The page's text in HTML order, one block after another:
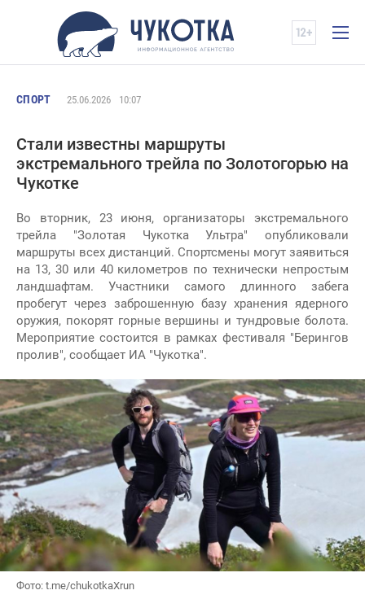
СПОРТ 25.06.2026 10:07
Стали известны маршруты
экстремального трейла по Золотогорью на
Чукотке
Во вторник, 23 июня, организаторы экстремального
трейла "Золотая Чукотка Ультра" опубликовали
маршруты всех дистанций. Спортсмены могут заявиться
на 13, 30 или 40 километров по технически непростым
ландшафтам. Участники самого длинного забега
пробегут через заброшенную базу хранения ядерного
оружия, покорят горные вершины и тундровые болота.
Мероприятие состоится в рамках фестиваля "Берингов
пролив", сообщает ИА "Чукотка".
Фото: t.me/chukotkaXrun